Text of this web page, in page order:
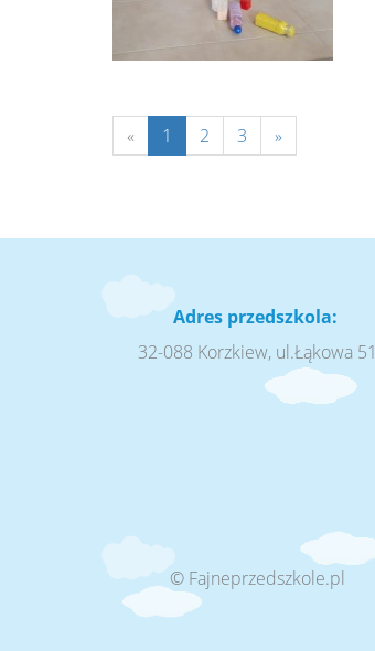
« 1 2 3 »
Adres przedszkola:
32-088 Korzkiew, ul.Łąkowa 51
© Fajneprzedszkole.pl